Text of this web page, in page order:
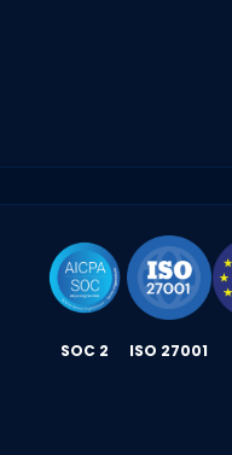
SOC 2 ISO 27001